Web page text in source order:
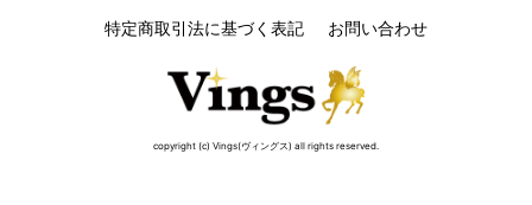
特定商取引法に基づく表記
お問い合わせ
copyright (c) Vings(ヴィングス) all rights reserved.